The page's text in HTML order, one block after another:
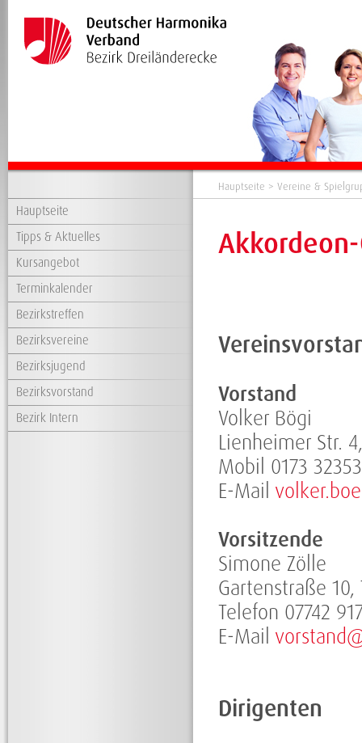
Hauptseite
Tipps & Aktuelles
Kursangebot
Terminkalender
Bezirkstreffen
Bezirksvereine
Bezirksjugend
Bezirksvorstand
Bezirk Intern
Hauptseite > Vereine &
Vorstand
Volker Bögi
Lienheimer Str.
Mobil 0173
E-Mail
Vorsitzende
Simone Zölle
Gartenstraße
Telefon 07742
E-Mail
Dirigenten